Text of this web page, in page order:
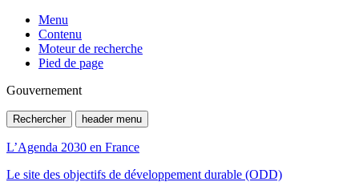
Menu
Contenu
Moteur de recherche
Pied de page
Gouvernement
Rechercher header menu
L’Agenda 2030 en France
Le site des objectifs de développement durable (ODD)